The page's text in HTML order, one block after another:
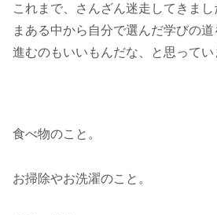
これまで、さんざん迷走してきま
まある中から自分で選んだ学びの
進むのもいいもんだな、と思ってい
食べ物のこと。
お掃除やお洗濯のこと。